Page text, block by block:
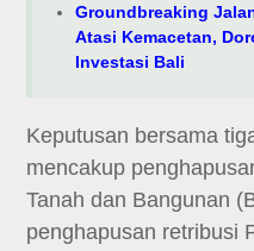
Groundbreaking
Atasi Kemacetan,
Investasi Bali
Keputusan bersama
mencakup
Tanah dan Bangunan
penghapusan retribusi